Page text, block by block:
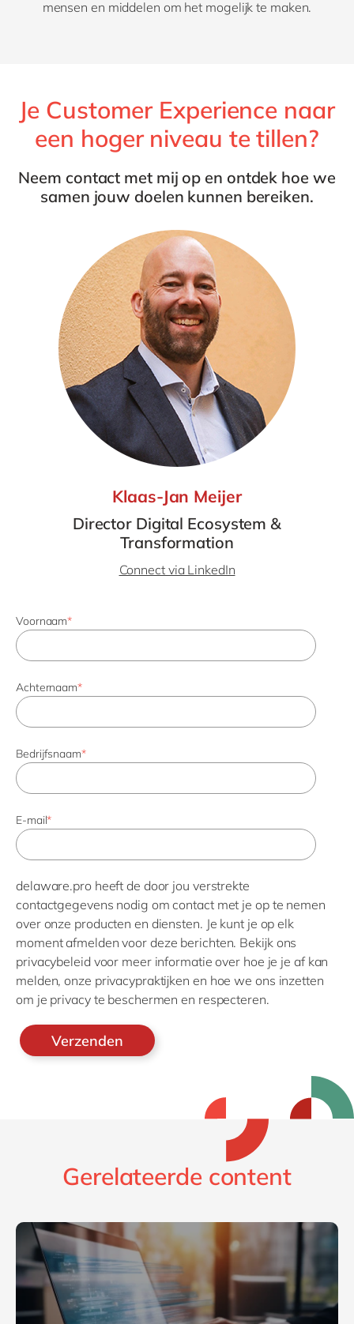
mensen en middelen om het mogelijk te maken.
Je Customer Experience naar
een hoger niveau te tillen?
Neem contact met mij op en ontdek hoe we
samen jouw doelen kunnen bereiken.
Klaas-Jan Meijer
Director Digital Ecosystem &
Transformation
Connect via LinkedIn
Voornaam*
Achternaam*
Bedrijfsnaam*
E-mail*
delaware.pro heeft de door jou verstrekte
contactgegevens nodig om contact met je op te nemen
over onze producten en diensten. Je kunt je op elk
moment afmelden voor deze berichten. Bekijk ons
privacybeleid voor meer informatie over hoe je je af kan
melden, onze privacypraktijken en hoe we ons inzetten
om je privacy te beschermen en respecteren.
Gerelateerde content